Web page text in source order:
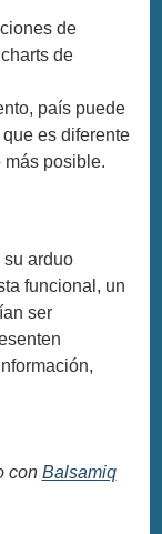
de
de
país puede
es diferente
más posible.
su arduo
funcional, un
ser
con Balsamiq